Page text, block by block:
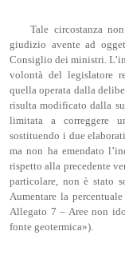
Tale circostanza
giudizio avente ad
Consiglio dei ministri.
volontà del legislatore
quella operata dalla
risulta modificato dalla
limitata a correggere
sostituendo i due
ma non ha emendato
rispetto alla precedente
particolare, non è stato
Aumentare la
Allegato 7 ‒ Aree non
fonte geotermica»).